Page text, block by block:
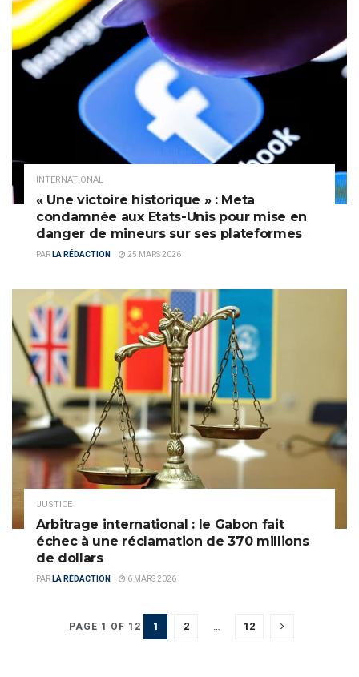
INTERNATIONAL
« Une victoire historique » : Meta
condamnée aux Etats-Unis pour mise en
danger de mineurs sur ses plateformes
PAR LA RÉDACTION 25 MARS 2026
JUSTICE
Arbitrage international : le Gabon fait
échec à une réclamation de 370 millions
de dollars
PAR LA RÉDACTION 6 MARS 2026
PAGE 1 OF 12 1 2 12